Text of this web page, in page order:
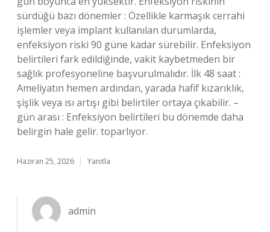
sürdüğü bazı dönemler : Özellikle karmaşık cerrahi
işlemler veya implant kullanılan durumlarda,
enfeksiyon riski 90 güne kadar sürebilir. Enfeksiyon
belirtileri fark edildiğinde, vakit kaybetmeden bir
sağlık profesyoneline başvurulmalıdır. İlk 48 saat :
Ameliyatın hemen ardından, yarada hafif kızarıklık,
şişlik veya ısı artışı gibi belirtiler ortaya çıkabilir. –
gün arası : Enfeksiyon belirtileri bu dönemde daha
belirgin hale gelir. toparlıyor.
Haziran 25, 2026 Yanıtla
admin